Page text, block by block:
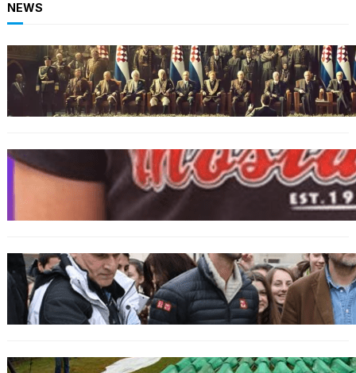
NEWS
BOSNIEN
Ein Skandal: Čović verteidigt Herceg-Bosna
trotz Kriegsverbrechen
BOSNIEN
„Hasswelle eskaliert“: Mutter eines
bosniakischen Jungen entsetzt nach Angriff
durch kroatische Jugendliche
SPORT
Djokovic feiert Gold mit dem Lied ‚Freue dich
serbisches Volk‘
GENOZID